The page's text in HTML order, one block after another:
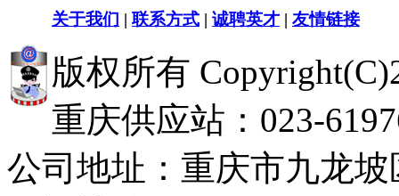
关于我们 | 联系方式 | 诚聘英才 | 友情链接
版权所有
重庆供应站：023-
公司地址：重庆市九龙